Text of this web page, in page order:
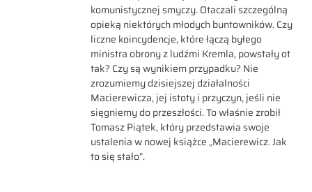
komunistycznej smyczy. Otaczali szczególną
opieką niektórych młodych buntowników. Czy
liczne koincydencje, które łączą byłego
ministra obrony z ludźmi Kremla, powstały ot
tak? Czy są wynikiem przypadku? Nie
zrozumiemy dzisiejszej działalności
Macierewicza, jej istoty i przyczyn, jeśli nie
sięgniemy do przeszłości. To właśnie zrobił
Tomasz Piątek, który przedstawia swoje
ustalenia w nowej książce „Macierewicz. Jak
to się stało”.